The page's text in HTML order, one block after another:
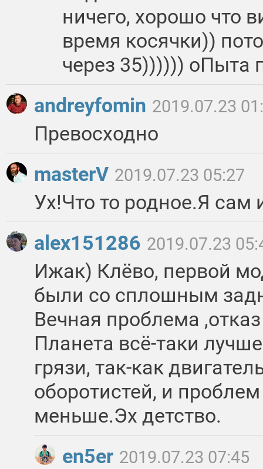
ничего, хорошо что
время косячки))
через 35)))))) оПыта
andreyfomin 2019.07.23
Превосходно
masterV 2019.07.23 05:27
Ух!Что то родное.Я сам
alex151286 2019.07.23
Ижак) Клёво, первой
были со сплошным
Вечная проблема
Планета всё-таки
грязи, так-как
оборотистей, и
меньше.Эх детство.
en5er 2019.07.23 07:45